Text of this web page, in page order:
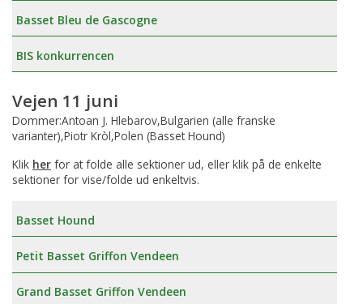
Basset Bleu de Gascogne
BIS konkurrencen
Vejen 11 juni
Dommer:Antoan J. Hlebarov,Bulgarien (alle franske
varianter),Piotr Kròl,Polen (Basset Hound)
Klik her for at folde alle sektioner ud, eller klik på de enkelte
sektioner for vise/folde ud enkeltvis.
Basset Hound
Petit Basset Griffon Vendeen
Grand Basset Griffon Vendeen